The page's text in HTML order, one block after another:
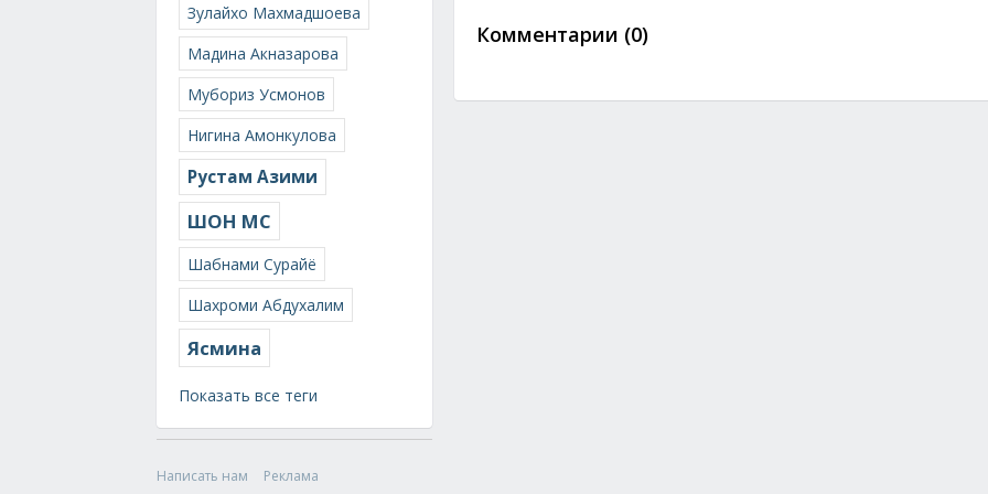
Зулайхо Махмадшоева
Мадина Акназарова
Мубориз Усмонов
Нигина Амонкулова
Рустам Азими
ШОН МС
Шабнами Сурайё
Шахроми Абдухалим
Ясмина
Показать все теги
Написать нам
Реклама
Комментарии (0)